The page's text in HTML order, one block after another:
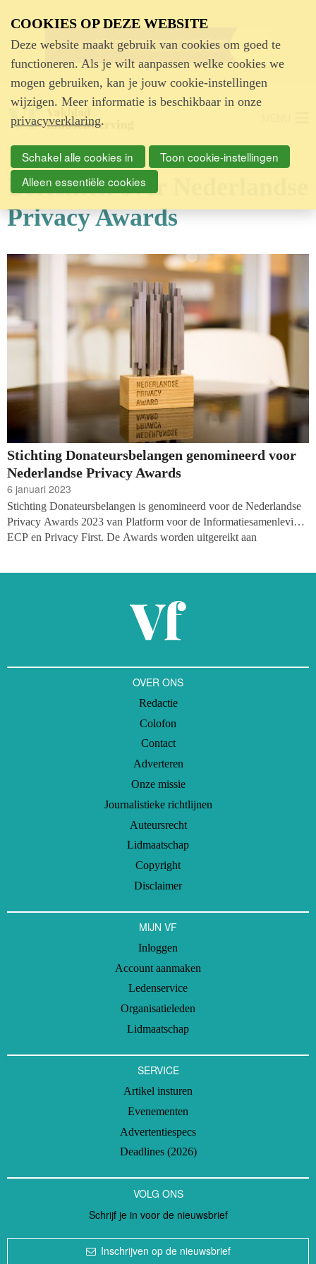
Advertentie
Berichten over Nederlandse
Privacy Awards
Stichting Donateursbelangen genomineerd voor
Nederlandse Privacy Awards
6 januari 2023
Stichting Donateursbelangen is genomineerd voor de Nederlandse
Privacy Awards 2023 van Platform voor de Informatiesamenleving
ECP en Privacy First. De Awards worden uitgereikt aan
OVER ONS
Redactie
Colofon
Contact
Adverteren
Onze missie
Journalistieke richtlijnen
Auteursrecht
Lidmaatschap
Copyright
Disclaimer
MIJN VF
Inloggen
Account aanmaken
Ledenservice
Organisatieleden
Lidmaatschap
SERVICE
Artikel insturen
Evenementen
Advertentiespecs
Deadlines (2026)
VOLG ONS
Schrijf je in voor de nieuwsbrief
Inschrijven op de nieuwsbrief
COOKIES OP DEZE WEBSITE
Deze website maakt gebruik van cookies om goed te
functioneren. Als je wilt aanpassen welke cookies we
mogen gebruiken, kan je jouw cookie-instellingen
wijzigen. Meer informatie is beschikbaar in onze
privacyverklaring.
Schakel alle cookies in
Toon cookie-instellingen
Alleen essentiële cookies